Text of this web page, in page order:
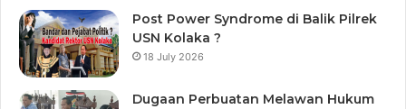
Post Power Syndrome di Balik Pilrek
USN Kolaka ?
18 July 2026
Dugaan Perbuatan Melawan Hukum